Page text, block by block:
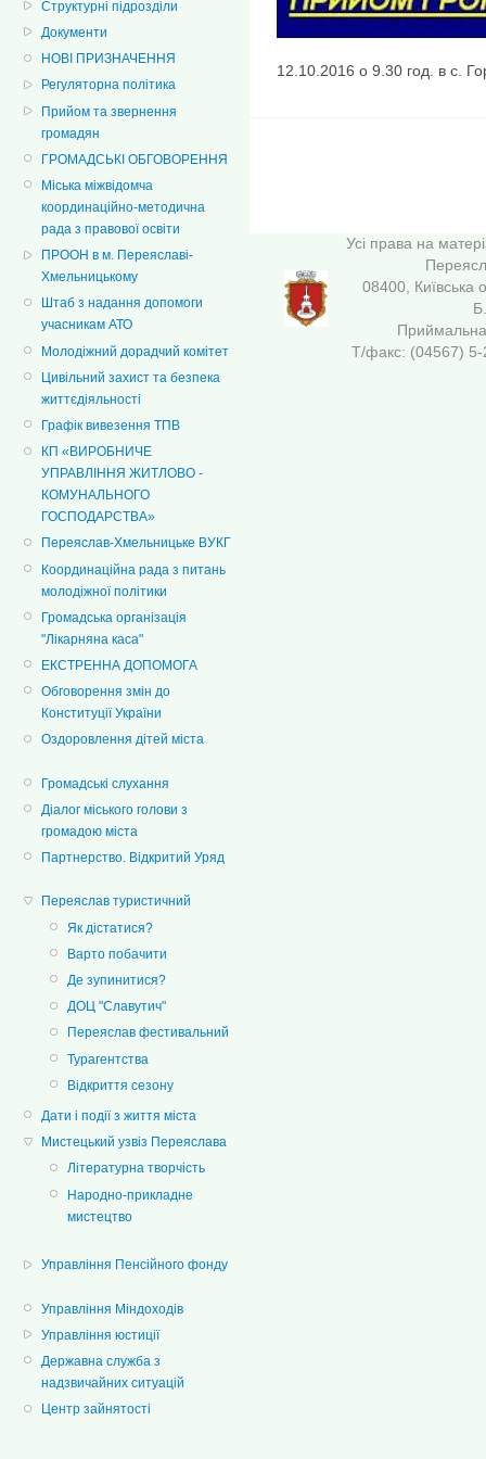
Структурні підрозділи
Документи
НОВІ ПРИЗНАЧЕННЯ
Регуляторна політика
Прийом та звернення
громадян
ГРОМАДСЬКІ ОБГОВОРЕННЯ
Міська міжвідомча
координаційно-методична
рада з правової освіти
ПРООН в м. Переяславі-
Хмельницькому
Штаб з надання допомоги
учасникам АТО
Молодіжний дорадчий комітет
Цивільний захист та безпека
життєдіяльності
Графік вивезення ТПВ
КП «ВИРОБНИЧЕ
УПРАВЛІННЯ ЖИТЛОВО -
КОМУНАЛЬНОГО
ГОСПОДАРСТВА»
Переяслав-Хмельницьке ВУКГ
Координаційна рада з питань
молодіжної політики
Громадська організація
"Лікарняна каса"
ЕКСТРЕННА ДОПОМОГА
Обговорення змін до
Конституції України
Оздоровлення дітей міста
Громадські слухання
Діалог міського голови з
громадою міста
Партнерство. Відкритий Уряд
Переяслав туристичний
Як дістатися?
Варто побачити
Де зупинитися?
ДОЦ "Славутич"
Переяслав фестивальний
Турагентства
Відкриття сезону
Дати і події з життя міста
Мистецький узвіз Переяслава
Літературна творчість
Народно-прикладне
мистецтво
Управління Пенсійного фонду
Управління Міндоходів
Управління юстиції
Державна служба з
надзвичайних ситуацій
Центр зайнятості
12.10.2016 о 9.30 год. в с.
Усі права на
08400, Київська
Т/факс: